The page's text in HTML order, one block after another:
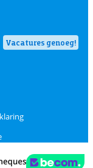
Vacatures genoeg!